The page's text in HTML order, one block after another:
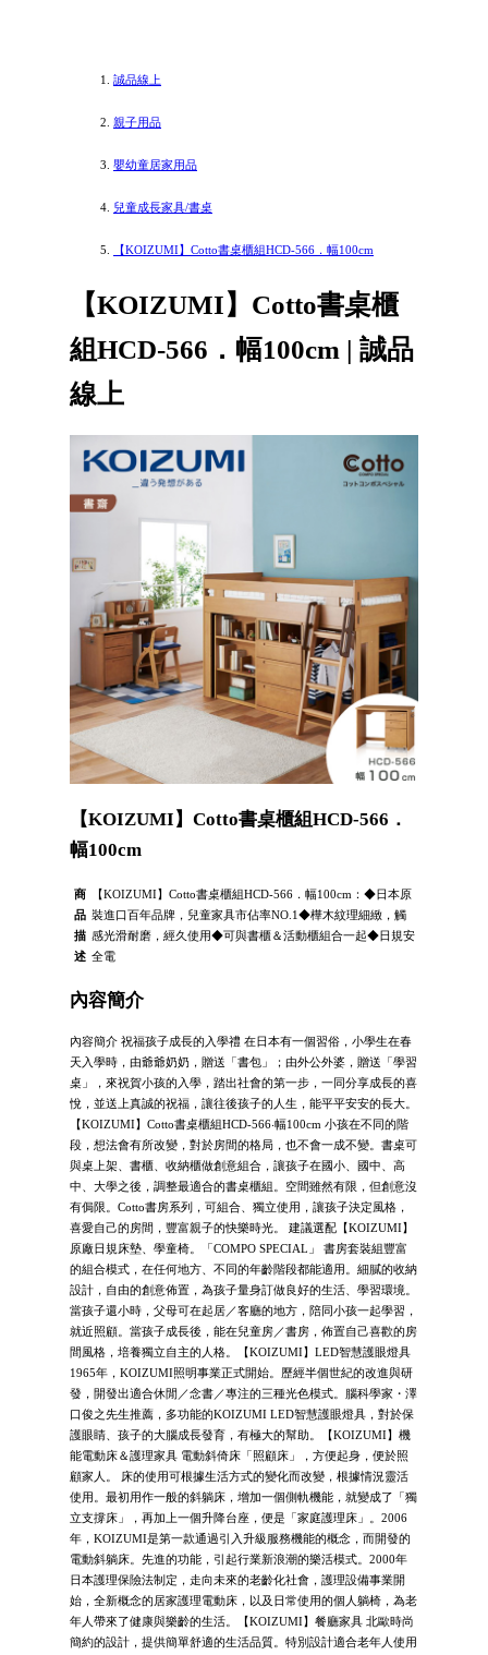
誠品線上
親子用品
嬰幼童居家用品
兒童成長家具/書桌
【KOIZUMI】Cotto書桌櫃組HCD-566．幅100cm
【KOIZUMI】Cotto書桌櫃
組HCD-566．幅100cm | 誠品
線上
【KOIZUMI】Cotto書桌櫃組HCD-566．
幅100cm
商
品
描
述
【KOIZUMI】Cotto書桌櫃組HCD-566．幅100cm：◆日本原
裝進口百年品牌，兒童家具市佔率NO.1◆樺木紋理細緻，觸
感光滑耐磨，經久使用◆可與書櫃＆活動櫃組合一起◆日規安
全電
內容簡介
內容簡介 祝福孩子成長的入學禮 在日本有一個習俗，小學生在春
天入學時，由爺爺奶奶，贈送「書包」；由外公外婆，贈送「學習
桌」，來祝賀小孩的入學，踏出社會的第一步，一同分享成長的喜
悅，並送上真誠的祝福，讓往後孩子的人生，能平平安安的長大。
【KOIZUMI】Cotto書桌櫃組HCD-566‧幅100cm 小孩在不同的階
段，想法會有所改變，對於房間的格局，也不會一成不變。書桌可
與桌上架、書櫃、收納櫃做創意組合，讓孩子在國小、國中、高
中、大學之後，調整最適合的書桌櫃組。空間雖然有限，但創意沒
有侷限。Cotto書房系列，可組合、獨立使用，讓孩子決定風格，
喜愛自己的房間，豐富親子的快樂時光。 建議選配【KOIZUMI】
原廠日規床墊、學童椅。「COMPO SPECIAL」 書房套裝組豐富
的組合模式，在任何地方、不同的年齡階段都能適用。細膩的收納
設計，自由的創意佈置，為孩子量身訂做良好的生活、學習環境。
當孩子還小時，父母可在起居／客廳的地方，陪同小孩一起學習，
就近照顧。當孩子成長後，能在兒童房／書房，佈置自己喜歡的房
間風格，培養獨立自主的人格。【KOIZUMI】LED智慧護眼燈具
1965年，KOIZUMI照明事業正式開始。歷經半個世紀的改進與研
發，開發出適合休閒／念書／專注的三種光色模式。腦科學家・澤
口俊之先生推薦，多功能的KOIZUMI LED智慧護眼燈具，對於保
護眼睛、孩子的大腦成長發育，有極大的幫助。【KOIZUMI】機
能電動床＆護理家具 電動斜倚床「照顧床」，方便起身，便於照
顧家人。 床的使用可根據生活方式的變化而改變，根據情況靈活
使用。最初用作一般的斜躺床，增加一個側軌機能，就變成了「獨
立支撐床」，再加上一個升降台座，便是「家庭護理床」。2006
年，KOIZUMI是第一款通過引入升級服務機能的概念，而開發的
電動斜躺床。先進的功能，引起行業新浪潮的樂活模式。2000年
日本護理保險法制定，走向未來的老齡化社會，護理設備事業開
始，全新概念的居家護理電動床，以及日常使用的個人躺椅，為老
年人帶來了健康與樂齡的生活。【KOIZUMI】餐廳家具 北歐時尚
簡約的設計，提供簡單舒適的生活品質。特別設計適合老年人使用